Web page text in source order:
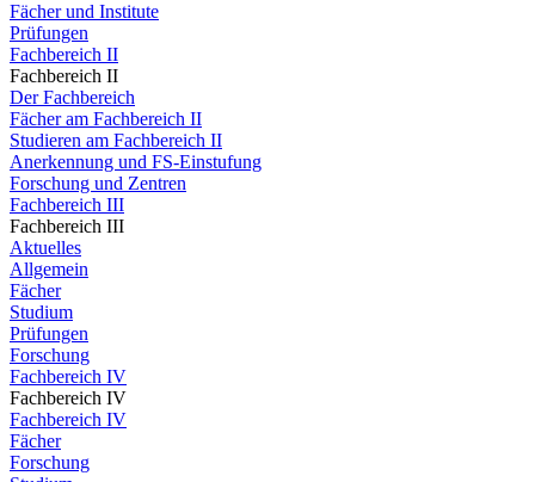
Fächer und Institute
Prüfungen
Fachbereich II
Fachbereich II
Der Fachbereich
Fächer am Fachbereich II
Studieren am Fachbereich II
Anerkennung und FS-Einstufung
Forschung und Zentren
Fachbereich III
Fachbereich III
Aktuelles
Allgemein
Fächer
Studium
Prüfungen
Forschung
Fachbereich IV
Fachbereich IV
Fachbereich IV
Fächer
Forschung